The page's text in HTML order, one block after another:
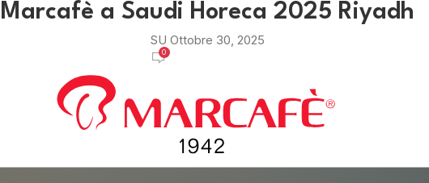
Marcafè a Saudi Horeca 2025 Riyadh
SU Ottobre 30, 2025
0